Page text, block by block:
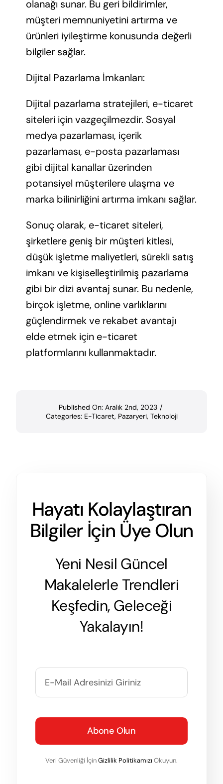
olanağı sunar. Bu geri bildirimler,
müşteri memnuniyetini artırma ve
ürünleri iyileştirme konusunda değerli
bilgiler sağlar.
Dijital Pazarlama İmkanları:
Dijital pazarlama stratejileri, e-ticaret
siteleri için vazgeçilmezdir. Sosyal
medya pazarlaması, içerik
pazarlaması, e-posta pazarlaması
gibi dijital kanallar üzerinden
potansiyel müşterilere ulaşma ve
marka bilinirliğini artırma imkanı sağlar.
Sonuç olarak, e-ticaret siteleri,
şirketlere geniş bir müşteri kitlesi,
düşük işletme maliyetleri, sürekli satış
imkanı ve kişiselleştirilmiş pazarlama
gibi bir dizi avantaj sunar. Bu nedenle,
birçok işletme, online varlıklarını
güçlendirmek ve rekabet avantajı
elde etmek için e-ticaret
platformlarını kullanmaktadır.
Published On: Aralık 2nd, 2023 /
Categories: E-Ticaret, Pazaryeri, Teknoloji
Hayatı Kolaylaştıran
Bilgiler İçin Üye Olun
Yeni Nesil Güncel
Makalelerle Trendleri
Keşfedin, Geleceği
Yakalayın!
Abone Olun
Veri Güvenliği İçinGizlilik Politikamızı Okuyun.